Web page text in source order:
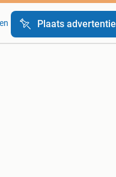
Plaats advertentie